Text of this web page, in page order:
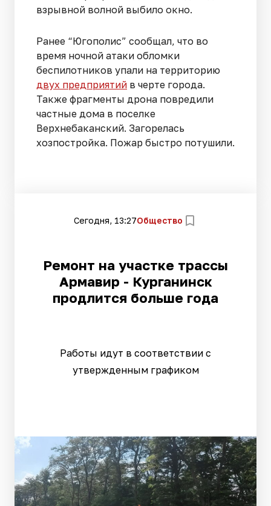
взрывной волной выбило окно.
Ранее “Югополис” сообщал, что во
время ночной атаки обломки
беспилотников упали на территорию
двух предприятий в черте города.
Также фрагменты дрона повредили
частные дома в поселке
Верхнебаканский. Загорелась
хозпостройка. Пожар быстро потушили.
Сегодня, 13:27Общество
Ремонт на участке трассы
Армавир - Курганинск
продлится больше года
Работы идут в соответствии с
утвержденным графиком